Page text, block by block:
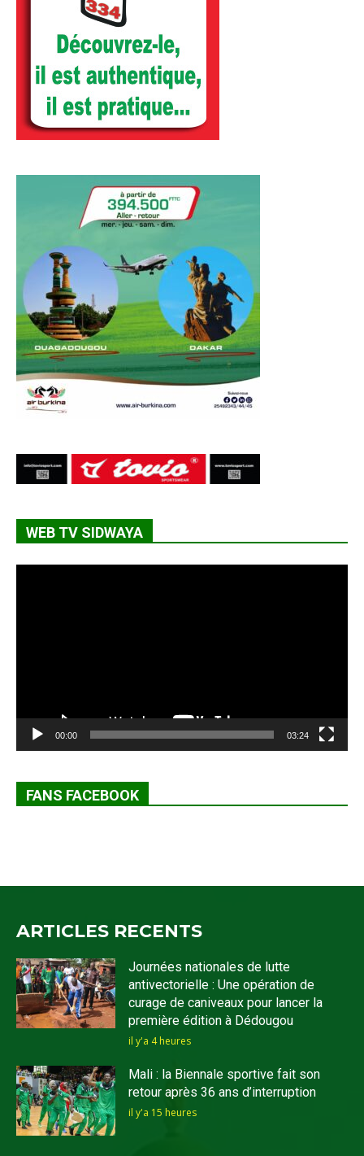
WEB TV SIDWAYA
00:00 03:24
FANS FACEBOOK
ARTICLES RECENTS
Journées nationales de lutte
antivectorielle : Une opération de
curage de caniveaux pour lancer la
première édition à Dédougou
il y'a 4 heures
Mali : la Biennale sportive fait son
retour après 36 ans d’interruption
il y'a 15 heures